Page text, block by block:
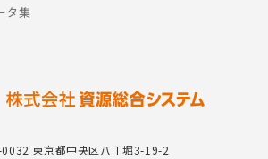
東京都中央区八丁堀3-19-2
タ集